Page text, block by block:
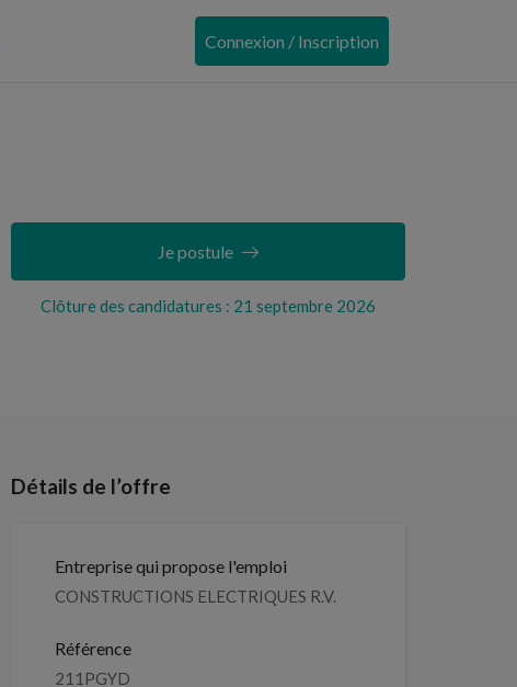
Connexion / Inscription
Clôture des candidatures : 21 septembre 2026
Je postule
Détails de l’offre
Entreprise qui propose l'emploi
CONSTRUCTIONS ELECTRIQUES R.V.
Référence
211PGYD